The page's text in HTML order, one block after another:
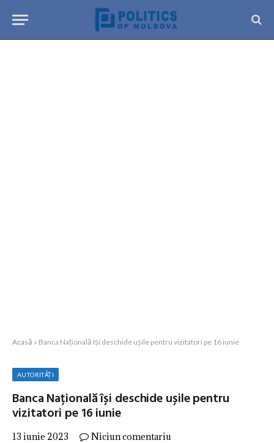
Acasă » Banca Națională își deschide ușile pentru vizitatori pe 16 iunie
AUTORITĂȚI
Banca Națională își deschide ușile pentru
vizitatori pe 16 iunie
13 iunie 2023 Niciun comentariu